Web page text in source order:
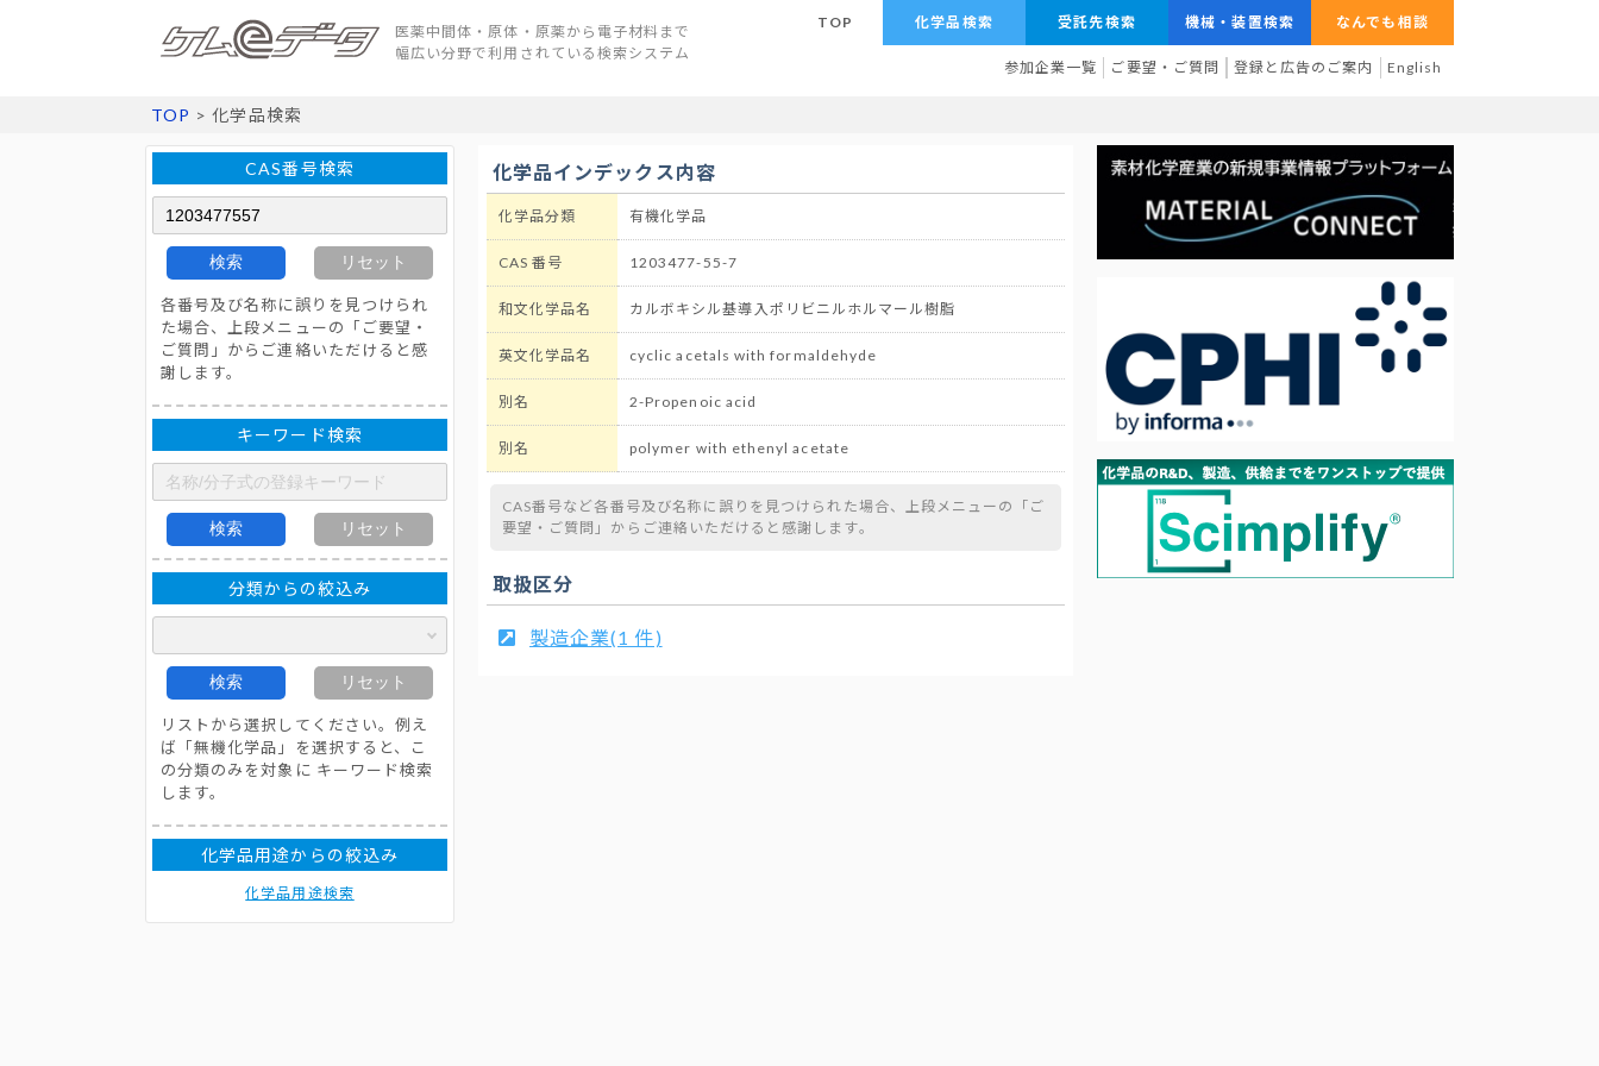
医薬中間体・原体・原薬から電子材料まで
幅広い分野で利用されている検索システム
TOP 化学品検索 受託先検索 機械・装置検索 なんでも相談
参加企業一覧 ご要望・ご質問 登録と広告のご案内 English
TOP > 化学品検索
CAS番号検索
検索 リセット
各番号及び名称に誤りを見つけられ
た場合、上段メニューの「ご要望・
ご質問」からご連絡いただけると感
謝します。
キーワード検索
検索 リセット
分類からの絞込み
検索 リセット
リストから選択してください。例え
ば「無機化学品」を選択すると、こ
の分類のみを対象に キーワード検索
します。
化学品用途からの絞込み
化学品用途検索
化学品インデックス内容
化学品分類 有機化学品
CAS 番号 1203477-55-7
和文化学品名 カルボキシル基導入ポリビニルホルマール樹脂
英文化学品名 cyclic acetals with formaldehyde
別名 2-Propenoic acid
別名 polymer with ethenyl acetate
CAS番号など各番号及び名称に誤りを見つけられた場合、上段メニューの「ご
要望・ご質問」からご連絡いただけると感謝します。
取扱区分
製造企業(1 件)